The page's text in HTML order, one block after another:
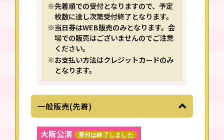
※先着順での受付となりますので、予定
枚数に達し次第受付終了となります。
※当日券はWEB販売のみとなります。会
場での販売はございませんのでご注意
ください。
※お支払い方法はクレジットカードのみ
となります。
一般販売(先着)
大阪公演 受付は終了しました